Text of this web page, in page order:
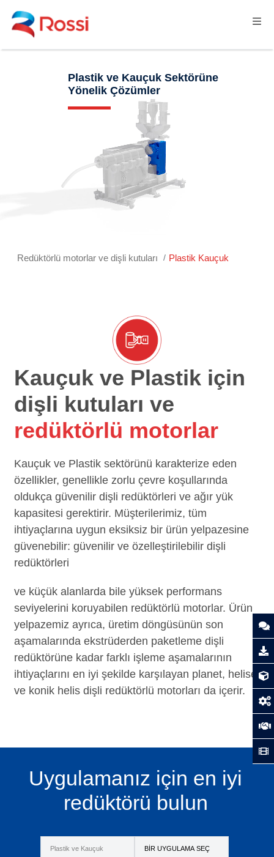
Plastik ve Kauçuk Sektörüne
Yönelik Çözümler
Redüktörlü motorlar ve dişli kutuları Plastik Kauçuk
Kauçuk ve Plastik için
dişli kutuları ve
redüktörlü motorlar
Kauçuk ve Plastik sektörünü karakterize eden
özellikler, genellikle zorlu çevre koşullarında
oldukça güvenilir dişli redüktörleri ve ağır yük
kapasitesi gerektirir. Müşterilerimiz, tüm
ihtiyaçlarına uygun eksiksiz bir ürün yelpazesine
güvenebilir: güvenilir ve özelleştirilebilir dişli
redüktörleri
ve küçük alanlarda bile yüksek performans
seviyelerini koruyabilen redüktörlü motorlar. Ürün
yelpazemiz ayrıca, üretim döngüsünün son
aşamalarında ekstrüderden paketleme dişli
redüktörüne kadar farklı işleme aşamalarının
ihtiyaçlarını en iyi şekilde karşılayan planet, helisel
ve konik helis dişli redüktörlü motorları da içerir.
Uygulamanız için en iyi
redüktörü bulun